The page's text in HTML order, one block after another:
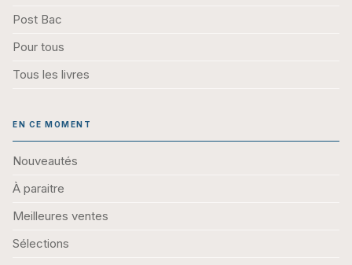
Post Bac
Pour tous
Tous les livres
EN CE MOMENT
Nouveautés
À paraitre
Meilleures ventes
Sélections